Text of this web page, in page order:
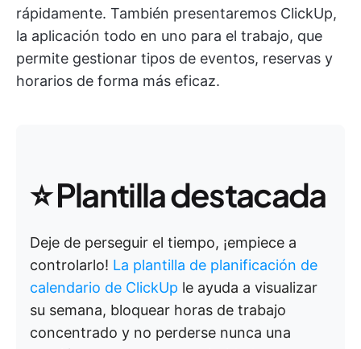
rápidamente. También presentaremos ClickUp,
la aplicación todo en uno para el trabajo, que
permite gestionar tipos de eventos, reservas y
horarios de forma más eficaz.
⭐ Plantilla destacada
Deje de perseguir el tiempo, ¡empiece a
controlarlo! La plantilla de planificación de
calendario de ClickUp le ayuda a visualizar
su semana, bloquear horas de trabajo
concentrado y no perderse nunca una